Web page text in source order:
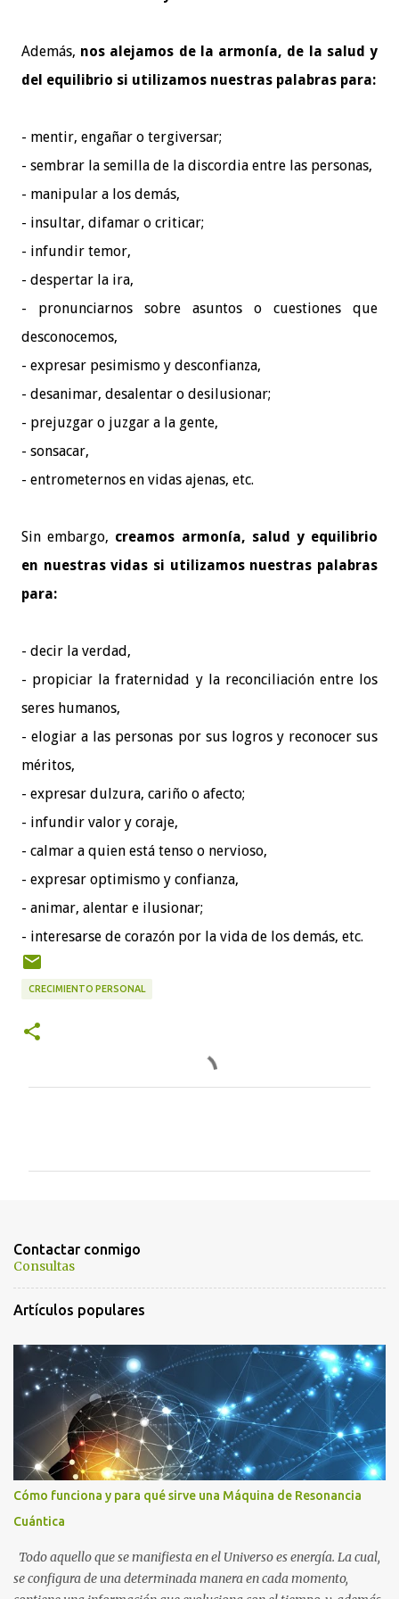
Además, nos alejamos de la armonía, de la salud y
del equilibrio si utilizamos nuestras palabras para:
- mentir, engañar o tergiversar;
- sembrar la semilla de la discordia entre las personas,
- manipular a los demás,
- insultar, difamar o criticar;
- infundir temor,
- despertar la ira,
- pronunciarnos sobre asuntos o cuestiones que
desconocemos,
- expresar pesimismo y desconfianza,
- desanimar, desalentar o desilusionar;
- prejuzgar o juzgar a la gente,
- sonsacar,
- entrometernos en vidas ajenas, etc.
Sin embargo, creamos armonía, salud y equilibrio
en nuestras vidas si utilizamos nuestras palabras
para:
- decir la verdad,
- propiciar la fraternidad y la reconciliación entre los
seres humanos,
- elogiar a las personas por sus logros y reconocer sus
méritos,
- expresar dulzura, cariño o afecto;
- infundir valor y coraje,
- calmar a quien está tenso o nervioso,
- expresar optimismo y confianza,
- animar, alentar e ilusionar;
- interesarse de corazón por la vida de los demás, etc.
CRECIMIENTO PERSONAL
a
r
i
o
s
Contactar conmigo
Consultas
Artículos populares
Cómo funciona y para qué sirve una Máquina de Resonancia
Cuántica
Todo aquello que se manifiesta en el Universo es energía. La cual,
se configura de una determinada manera en cada momento,